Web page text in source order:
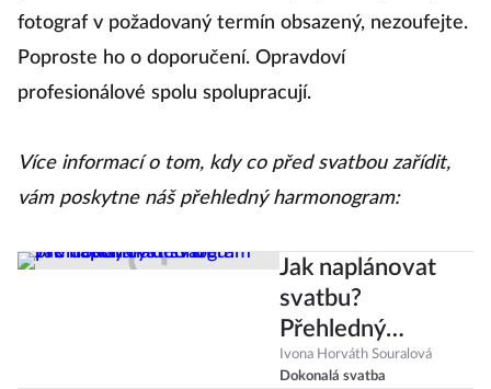
fotograf v požadovaný termín obsazený, nezoufejte.
Poproste ho o doporučení. Opravdoví
profesionálové spolu spolupracují.
Více informací o tom, kdy co před svatbou zařídit,
vám poskytne náš přehledný harmonogram:
Jak naplánovat
svatbu?
Přehledný
harmonogram pro
Ivona Horváth Souralová
Dokonalá svatba